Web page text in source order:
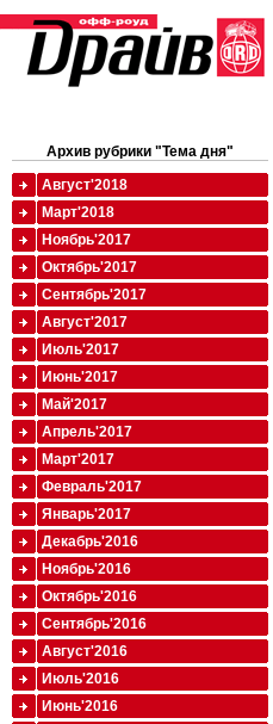
Архив рубрики "Тема дня"
Август'2018
Март'2018
Ноябрь'2017
Октябрь'2017
Сентябрь'2017
Август'2017
Июль'2017
Июнь'2017
Май'2017
Апрель'2017
Март'2017
Февраль'2017
Январь'2017
Декабрь'2016
Ноябрь'2016
Октябрь'2016
Сентябрь'2016
Август'2016
Июль'2016
Июнь'2016